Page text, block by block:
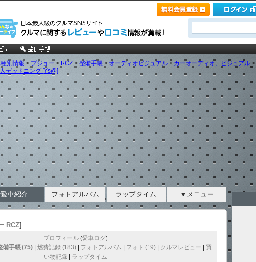
別情報> プジョー> RCZ > 整備手帳 > オーディオビジュアル > カーオーディオ、ビジュアル >
デッドニング [Ys@]
愛車紹介 フォトアルバム ラップタイム ▼メニュー
RCZ]
プロフィール(愛車ログ)
備手帳 (75)| 燃費記録 (183)| フォトアルバム フォト (19)| クルマレビュー
買
い物記録| ラップタイム